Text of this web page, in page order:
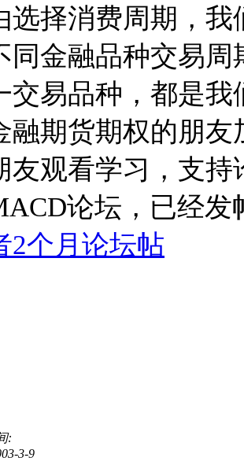
选择消费周期，我
同金融品种交易周
交易品种，都是
融期货期权的朋友
友观看学习，支
论坛，已经发
2个月论坛帖
:
3-9